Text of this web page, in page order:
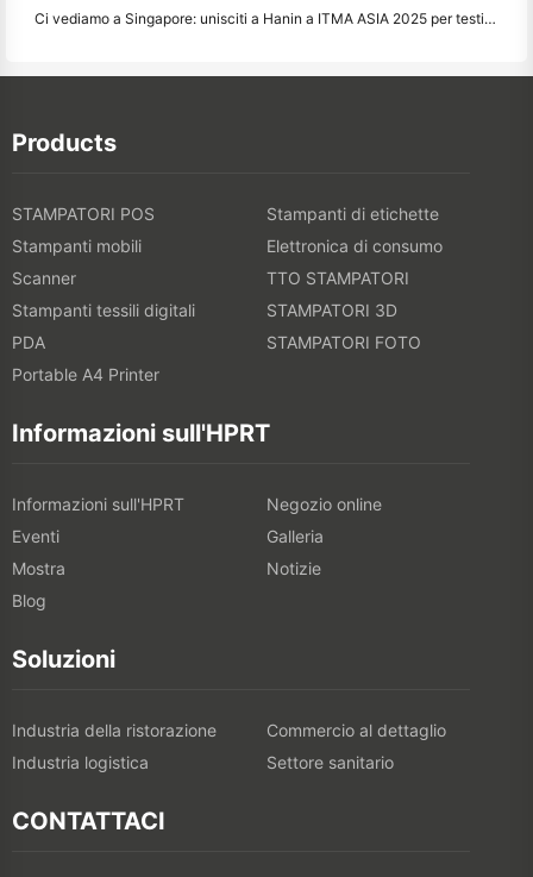
Ci vediamo a Singapore: unisciti a Hanin a ITMA ASIA 2025 per testimoniare le ultime tecnologie di stampa digitale
Products
STAMPATORI POS
Stampanti di etichette
Stampanti mobili
Elettronica di consumo
Scanner
TTO STAMPATORI
Stampanti tessili digitali
STAMPATORI 3D
PDA
STAMPATORI FOTO
Portable A4 Printer
Informazioni sull'HPRT
Informazioni sull'HPRT
Negozio online
Eventi
Galleria
Mostra
Notizie
Blog
Soluzioni
Industria della ristorazione
Commercio al dettaglio
Industria logistica
Settore sanitario
CONTATTACI